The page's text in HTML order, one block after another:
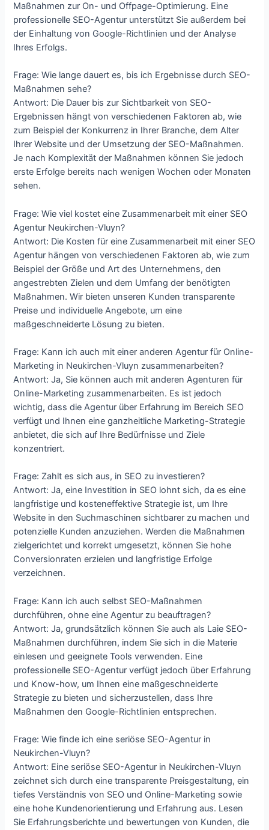
Maßnahmen zur On- und Offpage-Optimierung. Eine
professionelle SEO-Agentur unterstützt Sie außerdem bei
der Einhaltung von Google-Richtlinien und der Analyse
Ihres Erfolgs.
Frage: Wie lange dauert es, bis ich Ergebnisse durch SEO-
Maßnahmen sehe?
Antwort: Die Dauer bis zur Sichtbarkeit von SEO-
Ergebnissen hängt von verschiedenen Faktoren ab, wie
zum Beispiel der Konkurrenz in Ihrer Branche, dem Alter
Ihrer Website und der Umsetzung der SEO-Maßnahmen.
Je nach Komplexität der Maßnahmen können Sie jedoch
erste Erfolge bereits nach wenigen Wochen oder Monaten
sehen.
Frage: Wie viel kostet eine Zusammenarbeit mit einer SEO
Agentur Neukirchen-Vluyn?
Antwort: Die Kosten für eine Zusammenarbeit mit einer SEO
Agentur hängen von verschiedenen Faktoren ab, wie zum
Beispiel der Größe und Art des Unternehmens, den
angestrebten Zielen und dem Umfang der benötigten
Maßnahmen. Wir bieten unseren Kunden transparente
Preise und individuelle Angebote, um eine
maßgeschneiderte Lösung zu bieten.
Frage: Kann ich auch mit einer anderen Agentur für Online-
Marketing in Neukirchen-Vluyn zusammenarbeiten?
Antwort: Ja, Sie können auch mit anderen Agenturen für
Online-Marketing zusammenarbeiten. Es ist jedoch
wichtig, dass die Agentur über Erfahrung im Bereich SEO
verfügt und Ihnen eine ganzheitliche Marketing-Strategie
anbietet, die sich auf Ihre Bedürfnisse und Ziele
konzentriert.
Frage: Zahlt es sich aus, in SEO zu investieren?
Antwort: Ja, eine Investition in SEO lohnt sich, da es eine
langfristige und kosteneffektive Strategie ist, um Ihre
Website in den Suchmaschinen sichtbarer zu machen und
potenzielle Kunden anzuziehen. Werden die Maßnahmen
zielgerichtet und korrekt umgesetzt, können Sie hohe
Conversionraten erzielen und langfristige Erfolge
verzeichnen.
Frage: Kann ich auch selbst SEO-Maßnahmen
durchführen, ohne eine Agentur zu beauftragen?
Antwort: Ja, grundsätzlich können Sie auch als Laie SEO-
Maßnahmen durchführen, indem Sie sich in die Materie
einlesen und geeignete Tools verwenden. Eine
professionelle SEO-Agentur verfügt jedoch über Erfahrung
und Know-how, um Ihnen eine maßgeschneiderte
Strategie zu bieten und sicherzustellen, dass Ihre
Maßnahmen den Google-Richtlinien entsprechen.
Frage: Wie finde ich eine seriöse SEO-Agentur in
Neukirchen-Vluyn?
Antwort: Eine seriöse SEO-Agentur in Neukirchen-Vluyn
zeichnet sich durch eine transparente Preisgestaltung, ein
tiefes Verständnis von SEO und Online-Marketing sowie
eine hohe Kundenorientierung und Erfahrung aus. Lesen
Sie Erfahrungsberichte und bewertungen von Kunden, die